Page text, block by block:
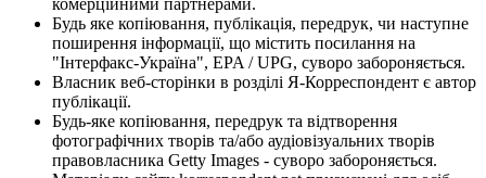
комерційними партнерами.
Будь яке копіювання, публікація, передрук, чи наступне
поширення інформації, що містить посилання на
"Інтерфакс-Україна", EPA / UPG, суворо забороняється.
Власник веб-сторінки в розділі Я-Корреспондент є автор
публікації.
Будь-яке копіювання, передрук та відтворення
фотографічних творів та/або аудіовізуальних творів
правовласника Getty Images - суворо забороняється.